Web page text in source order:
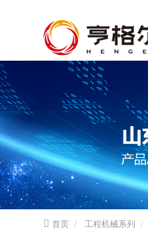
首页 工程机械系列